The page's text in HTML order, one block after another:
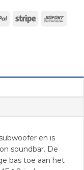
en is
soundbar. De
bas toe aan het